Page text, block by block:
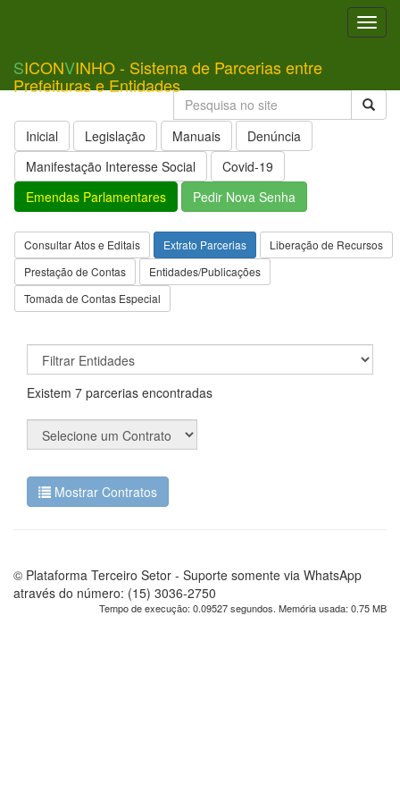
SICONVINHO - Sistema de Parcerias entre
Prefeituras e Entidades
Inicial Legislação Manuais
Denúncia
Manifestação Interesse Social
Covid-19
Emendas Parlamentares
Pedir Nova Senha
Consultar Atos e Editais Extrato Parcerias
Liberação de Recursos
Prestação de Contas
Entidades/Publicações
Tomada de Contas Especial
Existem 7 parcerias encontradas
Mostrar Contratos
© Plataforma Terceiro Setor - Suporte somente via WhatsApp
através do número: (15) 3036-2750
Tempo de execução: 0.09527 segundos. Memória usada: 0.75 MB